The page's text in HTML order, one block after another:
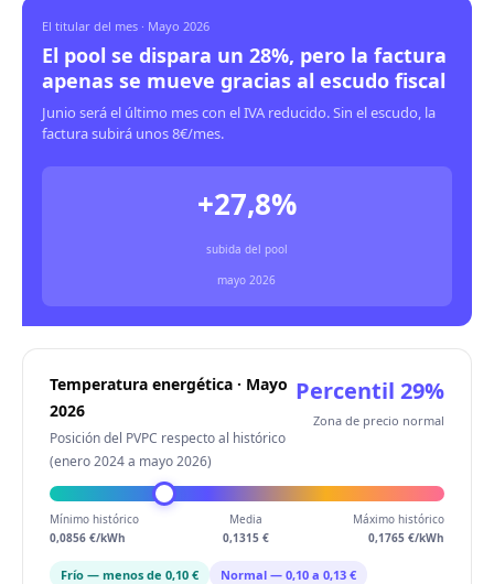
El titular del mes · Mayo 2026
El pool se dispara un 28%, pero la factura
apenas se mueve gracias al escudo fiscal
Junio será el último mes con el IVA reducido. Sin el escudo, la
factura subirá unos 8€/mes.
+27,8%
subida del pool
mayo 2026
Temperatura energética · Mayo
2026
Posición del PVPC respecto al histórico
(enero 2024 a mayo 2026)
Percentil 29%
Zona de precio normal
Mínimo histórico
0,0856 €/kWh
Media
0,1315 €
Máximo histórico
0,1765 €/kWh
Frío — menos de 0,10 €
Normal — 0,10 a 0,13 €